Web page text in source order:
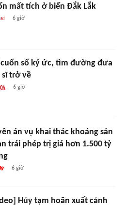
mất tích ở biển Đắk Lắk
6 giờ
sổ ký ức, tìm đường đưa
sĩ trở về
6 giờ
án vụ khai thác khoáng sản
trái phép trị giá hơn 1.500 tỷ
6 giờ
Hủy tạm hoãn xuất cảnh